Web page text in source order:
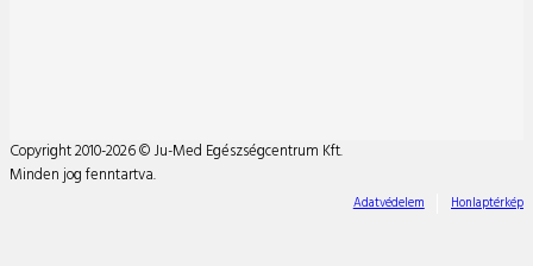
Copyright 2010-2026 © Ju-Med Egészségcentrum Kft.
Minden jog fenntartva.
Adatvédelem Honlaptérkép